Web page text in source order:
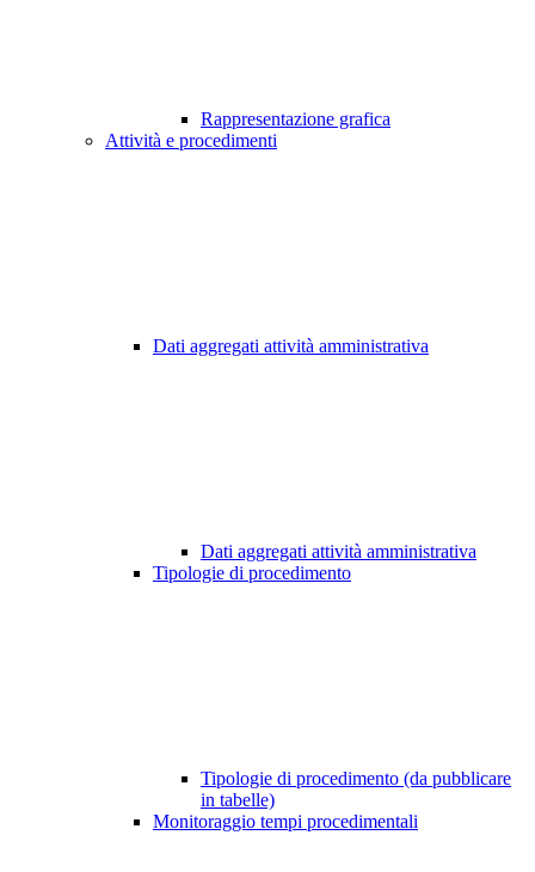
Rappresentazione grafica
Attività e procedimenti
Dati aggregati attività amministrativa
Dati aggregati attività amministrativa
Tipologie di procedimento
Tipologie di procedimento (da pubblicare
in tabelle)
Monitoraggio tempi procedimentali